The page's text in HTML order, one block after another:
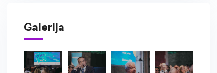
Galerija